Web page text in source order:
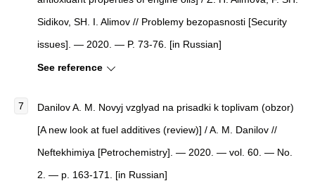
Sidikov, SH. I. Alimov // Problemy bezopasnosti [Security
issues]. — 2020. — P. 73-76. [in Russian]
See reference
Danilov A. M. Novyj vzglyad na prisadki k toplivam (obzor)
[A new look at fuel additives (review)] / A. M. Danilov //
Neftekhimiya [Petrochemistry]. — 2020. — vol. 60. — No.
2. — p. 163-171. [in Russian]